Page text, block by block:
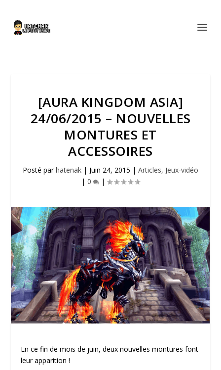
[AURA KINGDOM ASIA]
24/06/2015 – NOUVELLES
MONTURES ET
ACCESSOIRES
Posté parhatenak | Juin 24, 2015 | Articles, Jeux-vidéo
| 0 |
En ce fin de mois de juin, deux nouvelles montures font
leur apparition !